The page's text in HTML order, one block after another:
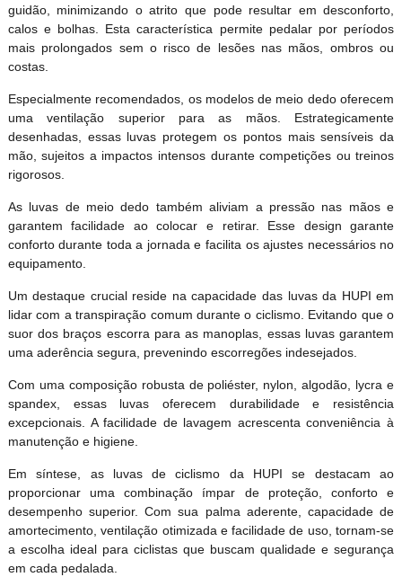
guidão, minimizando o atrito que pode resultar em desconforto,
calos e bolhas. Esta característica permite pedalar por períodos
mais prolongados sem o risco de lesões nas mãos, ombros ou
costas.
Especialmente recomendados, os modelos de meio dedo oferecem
uma ventilação superior para as mãos. Estrategicamente
desenhadas, essas luvas protegem os pontos mais sensíveis da
mão, sujeitos a impactos intensos durante competições ou treinos
rigorosos.
As luvas de meio dedo também aliviam a pressão nas mãos e
garantem facilidade ao colocar e retirar. Esse design garante
conforto durante toda a jornada e facilita os ajustes necessários no
equipamento.
Um destaque crucial reside na capacidade das luvas da HUPI em
lidar com a transpiração comum durante o ciclismo. Evitando que o
suor dos braços escorra para as manoplas, essas luvas garantem
uma aderência segura, prevenindo escorregões indesejados.
Com uma composição robusta de poliéster, nylon, algodão, lycra e
spandex, essas luvas oferecem durabilidade e resistência
excepcionais. A facilidade de lavagem acrescenta conveniência à
manutenção e higiene.
Em síntese, as luvas de ciclismo da HUPI se destacam ao
proporcionar uma combinação ímpar de proteção, conforto e
desempenho superior. Com sua palma aderente, capacidade de
amortecimento, ventilação otimizada e facilidade de uso, tornam-se
a escolha ideal para ciclistas que buscam qualidade e segurança
em cada pedalada.